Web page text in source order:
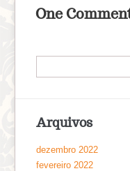
One
Arquivos
dezembro 2022
fevereiro 2022